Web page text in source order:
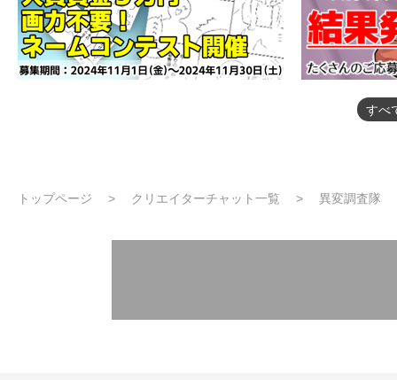
すべ
トップページ クリエイターチャット一覧 異変調査隊